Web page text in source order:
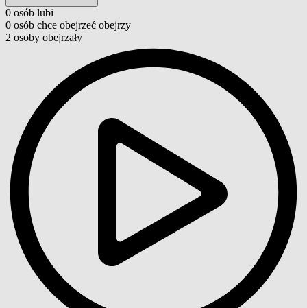
0 osób lubi
0 osób chce obejrzeć obejrzy
2 osoby obejrzały